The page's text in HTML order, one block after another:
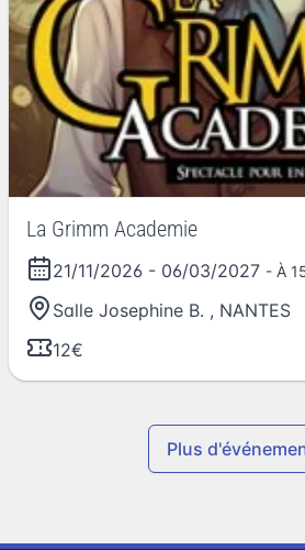
La Grimm Academie
21/11/2026 - 06/03/2027 - À
Salle Josephine B. , NANTES
12€
Plus